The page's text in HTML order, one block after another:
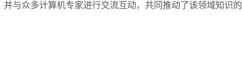
与众多计算机专家进行交流互动，共同推动了该领域知识的